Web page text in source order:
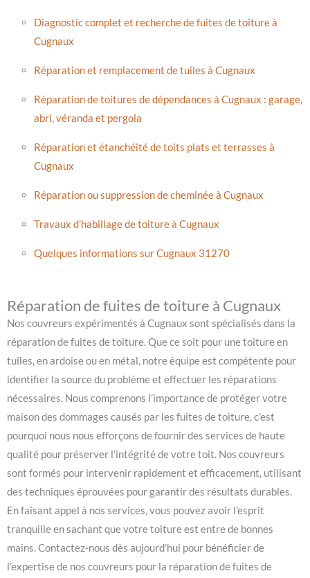
Diagnostic complet et recherche de fuites de toiture à
Cugnaux
Réparation et remplacement de tuiles à Cugnaux
Réparation de toitures de dépendances à Cugnaux : garage,
abri, véranda et pergola
Réparation et étanchéité de toits plats et terrasses à
Cugnaux
Réparation ou suppression de cheminée à Cugnaux
Travaux d’habillage de toiture à Cugnaux
Quelques informations sur Cugnaux 31270
Réparation de fuites de toiture à Cugnaux
Nos couvreurs expérimentés à Cugnaux sont spécialisés dans la
réparation de fuites de toiture. Que ce soit pour une toiture en
tuiles, en ardoise ou en métal, notre équipe est compétente pour
identifier la source du problème et effectuer les réparations
nécessaires. Nous comprenons l’importance de protéger votre
maison des dommages causés par les fuites de toiture, c’est
pourquoi nous nous efforçons de fournir des services de haute
qualité pour préserver l’intégrité de votre toit. Nos couvreurs
sont formés pour intervenir rapidement et efficacement, utilisant
des techniques éprouvées pour garantir des résultats durables.
En faisant appel à nos services, vous pouvez avoir l’esprit
tranquille en sachant que votre toiture est entre de bonnes
mains. Contactez-nous dès aujourd’hui pour bénéficier de
l’expertise de nos couvreurs pour la réparation de fuites de